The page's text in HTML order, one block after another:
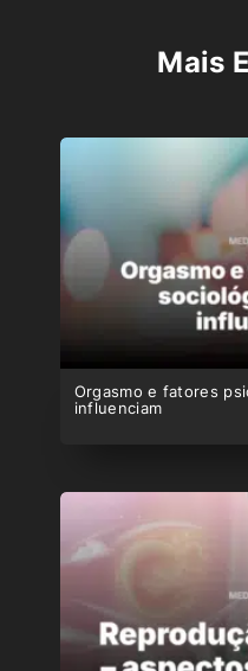
Mais
Orgasmo e fatores
influenciam